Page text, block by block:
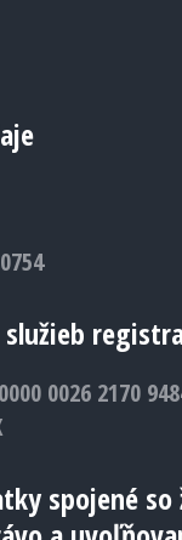
0026 2170
spojené